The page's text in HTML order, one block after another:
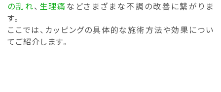
の乱れ、 生理痛 などさまざまな不調の改善に繋がりま
す。
ここでは、カッピングの具体的な施術方法や効果につい
てご紹介します。